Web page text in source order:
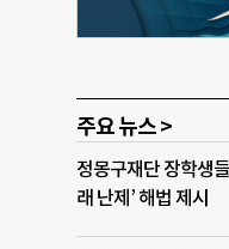
주요 뉴스 >
정몽구재단 장학생
래 난제’ 해법 제시